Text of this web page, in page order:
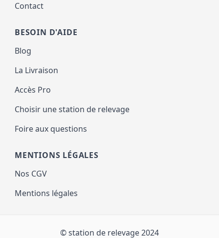
Contact
BESOIN D'AIDE
Blog
La Livraison
Accès Pro
Choisir une station de relevage
Foire aux questions
MENTIONS LÉGALES
Nos CGV
Mentions légales
© station de relevage 2024